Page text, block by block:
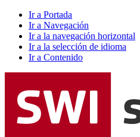
Ir a Portada
Ir a Navegación
Ir a la navegación horizontal
Ir a la selección de idioma
Ir a Contenido